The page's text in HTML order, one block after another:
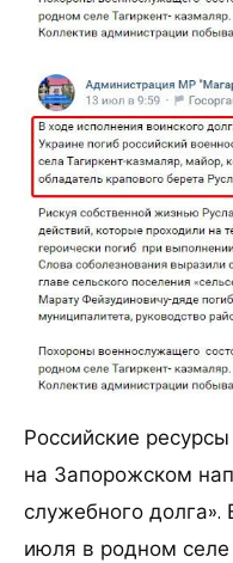
Российские
на Запорожском
служебного долга».
июля в родном селе